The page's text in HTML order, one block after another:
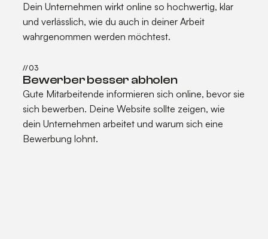
Dein Unternehmen wirkt online so hochwertig, klar
und verlässlich, wie du auch in deiner Arbeit
wahrgenommen werden möchtest.
//03
Bewerber besser abholen
Gute Mitarbeitende informieren sich online, bevor sie
sich bewerben. Deine Website sollte zeigen, wie
dein Unternehmen arbeitet und warum sich eine
Bewerbung lohnt.